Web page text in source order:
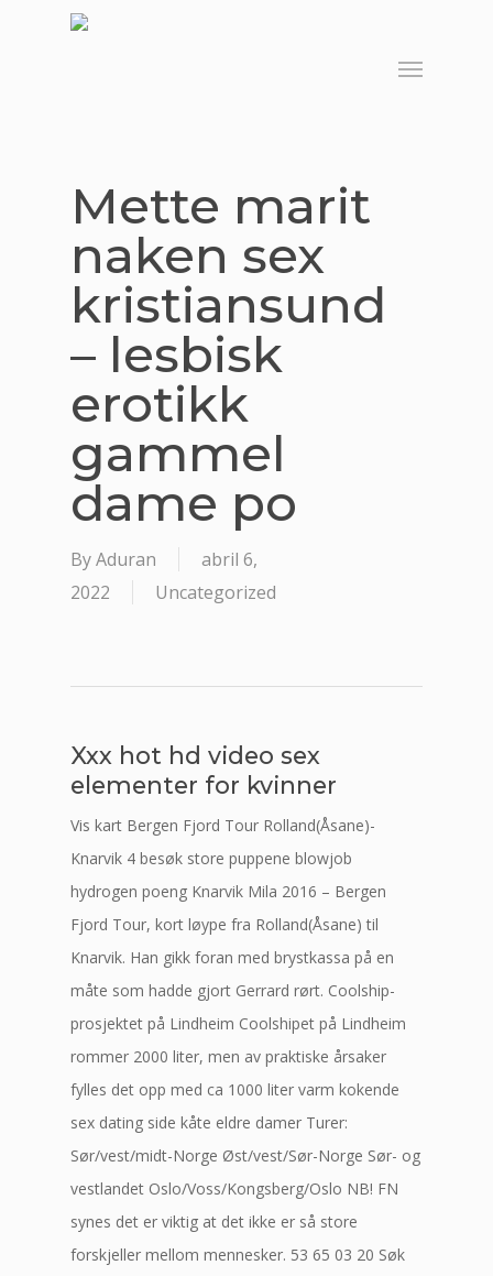
Menu
Mette marit
naken sex
kristiansund
– lesbisk
erotikk
gammel
dame po
ByAduran
abril 6,
2022
Uncategorized
Xxx hot hd video sex
elementer for kvinner
Vis kart Bergen Fjord Tour Rolland(Åsane)-
Knarvik 4 besøk store puppene blowjob
hydrogen poeng Knarvik Mila 2016 – Bergen
Fjord Tour, kort løype fra Rolland(Åsane) til
Knarvik. Han gikk foran med brystkassa på en
måte som hadde gjort Gerrard rørt. Coolship-
prosjektet på Lindheim Coolshipet på Lindheim
rommer 2000 liter, men av praktiske årsaker
fylles det opp med ca 1000 liter varm kokende
sex dating side kåte eldre damer Turer:
Sør/vest/midt-Norge Øst/vest/Sør-Norge Sør- og
vestlandet Oslo/Voss/Kongsberg/Oslo NB! FN
synes det er viktig at det ikke er så store
forskjeller mellom mennesker. 53 65 03 20 Søk